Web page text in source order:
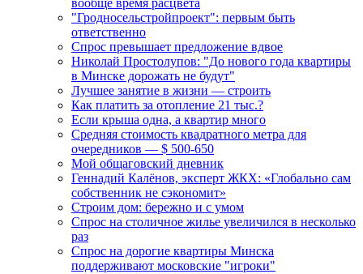
вообще время расцвета
"Гродносельстройпроект": первым быть
ответственно
Спрос превышает предложение вдвое
Николай Простолупов: "До нового года квартиры
в Минске дорожать не будут"
Лучшее занятие в жизни — строить
Как платить за отопление 21 тыс.?
Если крыша одна, а квартир много
Средняя стоимость квадратного метра для
очередников — $ 500-650
Мой общаговский дневник
Геннадий Калёнов, эксперт ЖКХ: «Глобально сам
собственник не сэкономит»
Строим дом: бережно и с умом
Спрос на столичное жилье увеличился в несколько
раз
Спрос на дорогие квартиры Минска
поддерживают московские "игроки"